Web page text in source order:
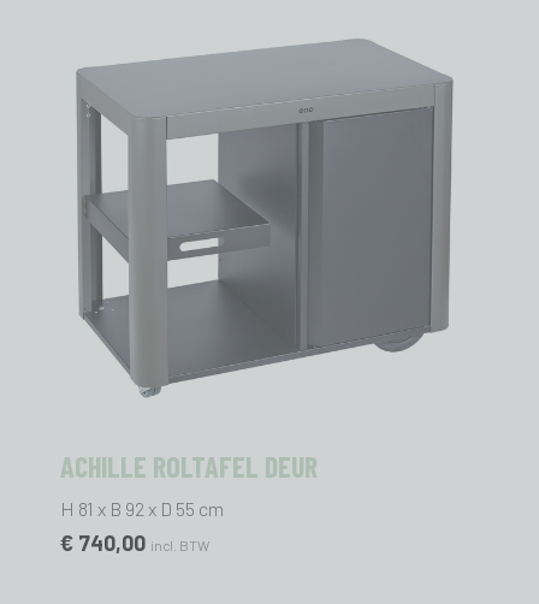
ACHILLE ROLTAFEL DEUR
H 81 x B 92 x D 55 cm
€ 740,00 incl. BTW